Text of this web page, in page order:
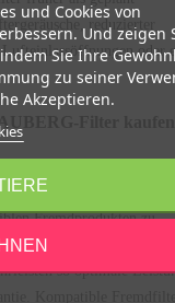
reduzierter
oder
Filter kaufen
ist es wichtig,
Fremdprodukten zu
nach den
so optimale
und Cookies von
Und zeigen
Sie Ihre
zu seiner
Akzeptieren.